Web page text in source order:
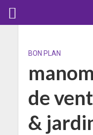
BON PLAN
de
&